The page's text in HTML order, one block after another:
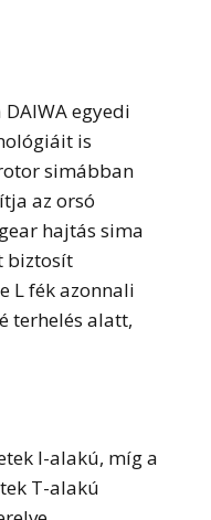
egyedi
is
simábban
az orsó
hajtás sima
biztosít
L fék azonnali
terhelés alatt,
I-alakú, míg a
T-alakú